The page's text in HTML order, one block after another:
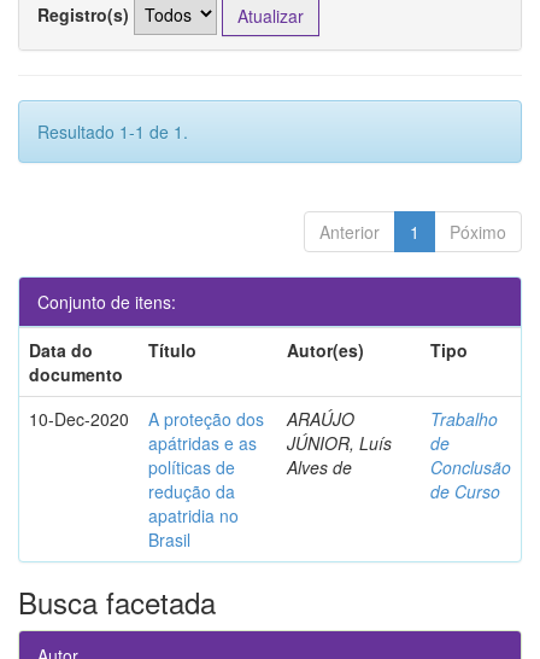
Registro(s)
Resultado 1-1 de 1.
Anterior 1 Póximo
Conjunto de itens:
Data do
documento
Título Autor(es) Tipo
10-Dec-2020
A proteção dos
apátridas e as
políticas de
redução da
apatridia no
Brasil
ARAÚJO
JÚNIOR, Luís
Alves de
Trabalho
de
Conclusão
de Curso
Busca facetada